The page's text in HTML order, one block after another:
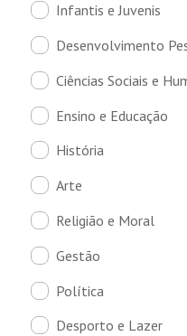
Infantis e Juvenis
Desenvolvimento
Ciências Sociais e
Ensino e Educação
História
Arte
Religião e Moral
Gestão
Política
Desporto e Lazer